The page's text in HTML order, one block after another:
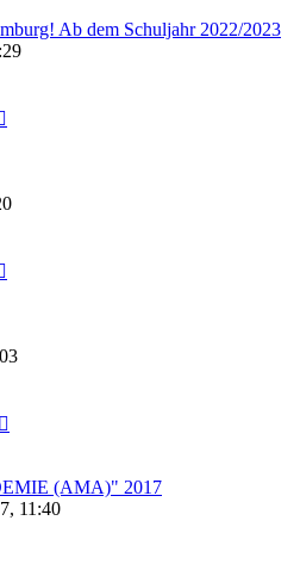
Ab dem Schuljahr 2022/2023
(AMA)" 2017
11:40